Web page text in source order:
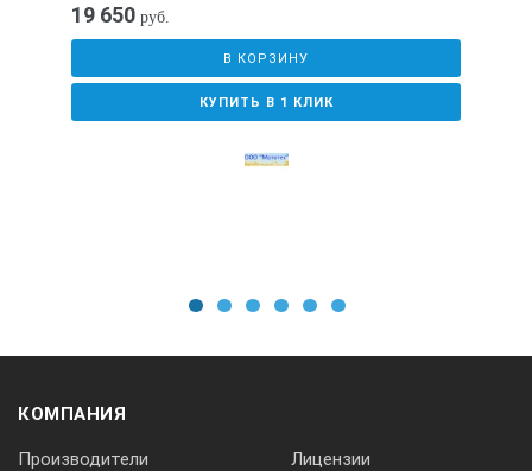
Уровень шума без диспергирующего элемента
Тип процесса
19 650 руб.
В КОРЗИНУ
КУПИТЬ В 1 КЛИК
КОМПАНИЯ
Производители Лицензии